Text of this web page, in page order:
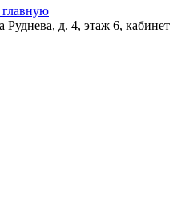
Руднева, д. 4, этаж 6, кабинет